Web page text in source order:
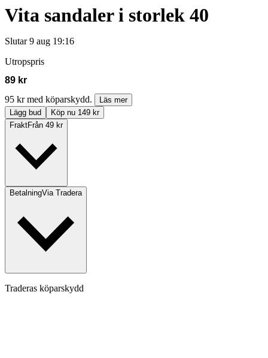
Vita sandaler i storlek 40
Slutar 9 aug 19:16
Utropspris
89 kr
95 kr med köparskydd.
Läs mer
Lägg bud
Köp nu 149 kr
FraktFrån 49 kr
BetalningVia Tradera
Traderas köparskydd